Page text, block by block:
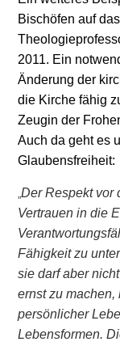
Bischöfen auf
2011. Ein
Änderung der
die Kirche fähig
Zeugin der
Auch da geht es
Glaubensfreiheit:
„Der Respekt vor
Vertrauen in die
Fähigkeit zu
sie darf aber
ernst zu
persönlicher
Lebensformen.